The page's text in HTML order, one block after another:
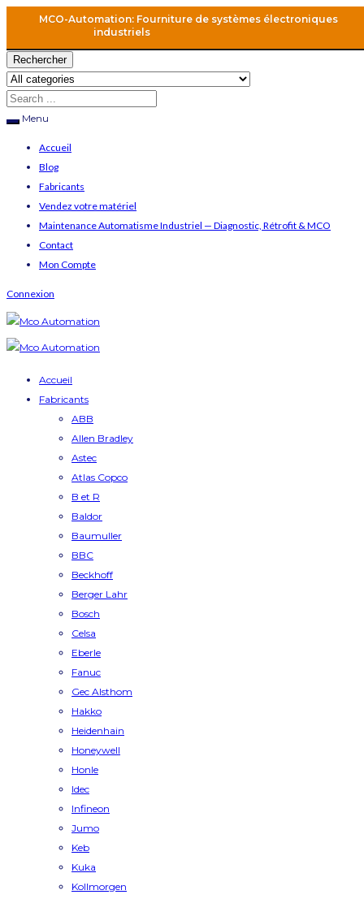
MCO-Automation: Fourniture de systèmes électroniques
industriels
Rechercher
Menu
Accueil
Blog
Fabricants
Vendez votre matériel
Maintenance Automatisme Industriel — Diagnostic, Rétrofit & MCO
Contact
Mon Compte
Connexion
Accueil
Fabricants
ABB
Allen Bradley
Astec
Atlas Copco
B et R
Baldor
Baumuller
BBC
Beckhoff
Berger Lahr
Bosch
Celsa
Eberle
Fanuc
Gec Alsthom
Hakko
Heidenhain
Honeywell
Honle
Idec
Infineon
Jumo
Keb
Kuka
Kollmorgen